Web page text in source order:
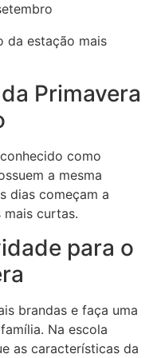
da estação mais
Primavera
como
a mesma
dias começam a
curtas.
para o
brandas e faça uma
Na escola
as características da